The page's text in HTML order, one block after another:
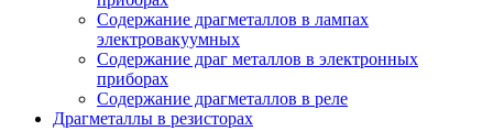
Содержание драгметаллов в лампах
электровакуумных
Содержание драг металлов в электронных
приборах
Содержание драгметаллов в реле
Драгметаллы в резисторах